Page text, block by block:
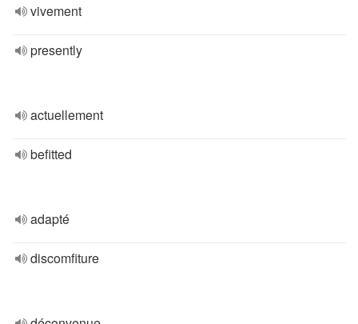
vivement
presently
actuellement
befitted
adapté
discomfiture